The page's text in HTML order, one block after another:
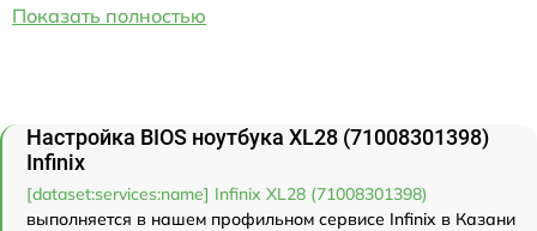
Показать полностью
Настройка BIOS ноутбука XL28 (71008301398)
Infinix
[dataset:services:name] Infinix XL28 (71008301398)
выполняется в нашем профильном сервисе Infinix в Казани